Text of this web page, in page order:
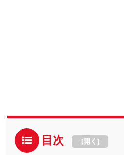
目次 [開く ]